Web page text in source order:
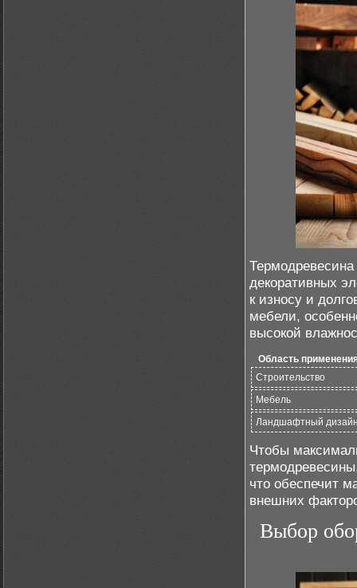
декоративных
к износу и
мебели,
высокой
Область
Строительство
Мебель
Ландшафтный
Чтобы
что обеспечит
внешних
Выбор